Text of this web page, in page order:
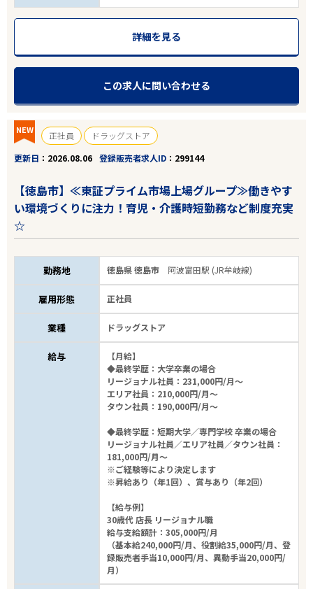
詳細を見る
この求人に問い合わせる
NEW 正社員
ドラッグストア
更新日
2026.08.06 登録販売者求人ID 299144
【徳島市】≪東証プライム市場上場グループ≫働きやす
い環境づくりに注力！育児・介護時短勤務など制度充実
☆
勤務地 徳島県 徳島市 阿波富田駅 (JR牟岐線)
雇用形態 正社員
業種 ドラッグストア
給与
【月給】
◆最終学歴：大学卒業の場合
リージョナル社員：231,000円/月～
エリア社員：210,000円/月～
タウン社員：190,000円/月～
◆最終学歴：短期大学／専門学校 卒業の場合
リージョナル社員／エリア社員／タウン社員：
181,000円/月～
※ご経験等により決定します
※昇給あり（年1回）、賞与あり（年2回）
【給与例】
30歳代 店長 リージョナル職
給与支給額計：305,000円/月
（基本給240,000円/月、役割給35,000円/月、登
録販売者手当10,000円/月、異動手当20,000円/
月）